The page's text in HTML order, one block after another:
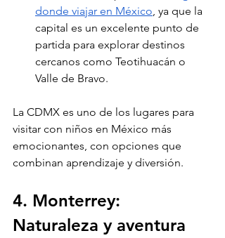
donde viajar en México , ya que la
capital es un excelente punto de
partida para explorar destinos
cercanos como Teotihuacán o
Valle de Bravo.
La CDMX es uno de los lugares para
visitar con niños en México más
emocionantes, con opciones que
combinan aprendizaje y diversión.
4. Monterrey:
Naturaleza y aventura